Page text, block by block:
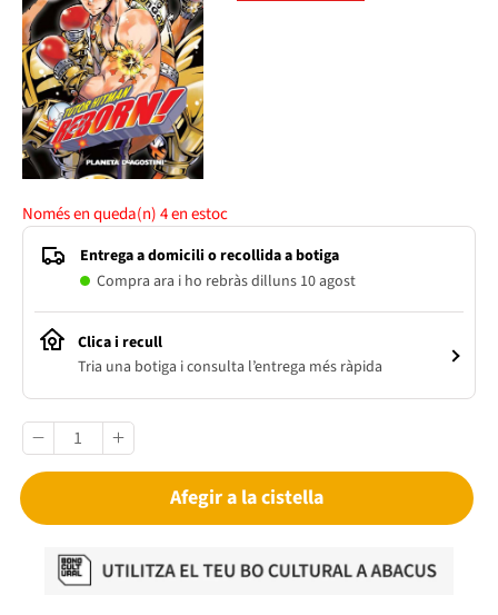
Només en queda(n)4en estoc
Entrega a domicili o recollida a botiga
Compra ara i ho rebràs dilluns 10 agost
Clica i recull
Tria una botiga i consulta l’entrega més ràpida
Afegir a la cistella